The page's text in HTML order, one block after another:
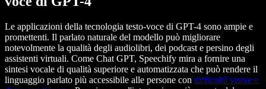
Le applicazioni della tecnologia testo-voce di GPT-4 sono ampie e
promettenti. Il parlato naturale del modello può migliorare
notevolmente la qualità degli audiolibri, dei podcast e persino degli
assistenti virtuali. Come Chat GPT, Speechify mira a fornire una
sintesi vocale di qualità superiore e automatizzata che può rendere il
linguaggio parlato più accessibile alle persone con difficoltà visive e